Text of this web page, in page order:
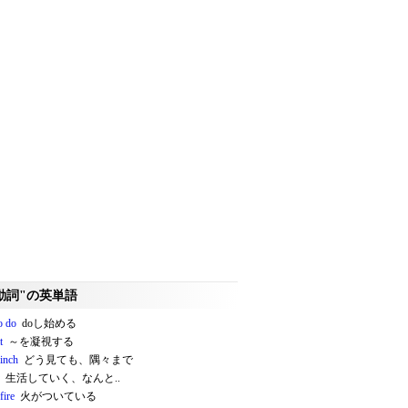
詞"の英単語
do doし始める
～を凝視する
どう見ても、隅々まで
生活していく、なんと..
火がついている